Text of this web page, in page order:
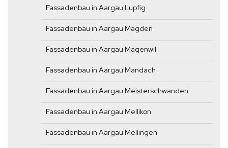
Fassadenbau in Aargau Lupfig
Fassadenbau in Aargau Magden
Fassadenbau in Aargau Mägenwil
Fassadenbau in Aargau Mandach
Fassadenbau in Aargau Meisterschwanden
Fassadenbau in Aargau Mellikon
Fassadenbau in Aargau Mellingen